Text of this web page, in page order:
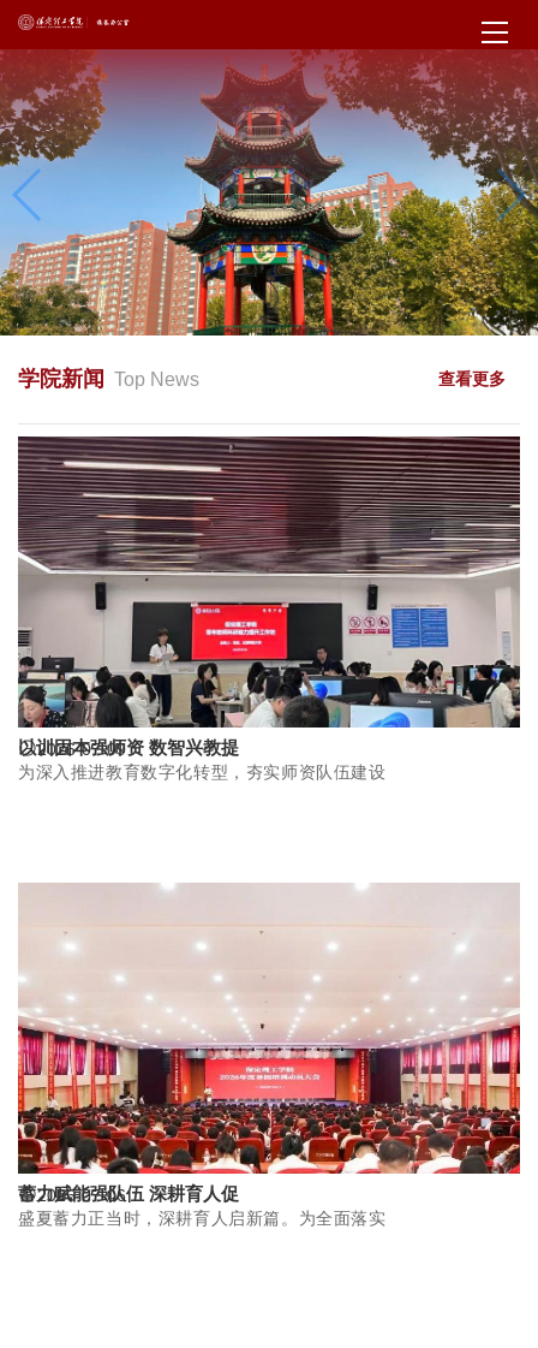
查看更多
学院新闻 Top News
以训固本强师资 数智兴教提
2026-07-09
为深入推进教育数字化转型，夯实师资队伍建设
蓄力赋能强队伍 深耕育人促
2026-07-06
盛夏蓄力正当时，深耕育人启新篇。为全面落实